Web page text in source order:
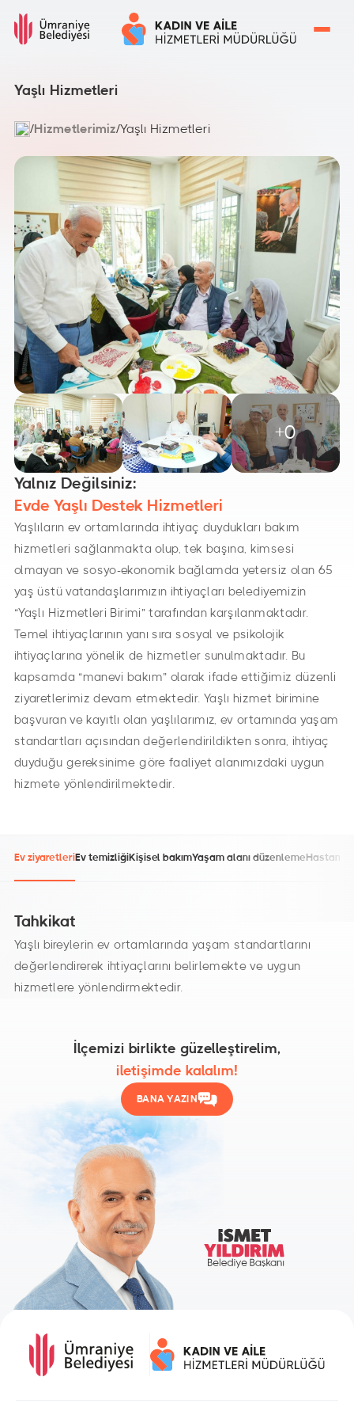
Yaşlı Hizmetleri
/Hizmetlerimiz/Yaşlı Hizmetleri
+0
Yalnız Değilsiniz:
Evde Yaşlı Destek Hizmetleri
Yaşlıların ev ortamlarında ihtiyaç duydukları bakım
hizmetleri sağlanmakta olup, tek başına, kimsesi
olmayan ve sosyo-ekonomik bağlamda yetersiz olan 65
yaş üstü vatandaşlarımızın ihtiyaçları belediyemizin
“Yaşlı Hizmetleri Birimi” tarafından karşılanmaktadır.
Temel ihtiyaçlarının yanı sıra sosyal ve psikolojik
ihtiyaçlarına yönelik de hizmetler sunulmaktadır. Bu
kapsamda “manevi bakım” olarak ifade ettiğimiz düzenli
ziyaretlerimiz devam etmektedir. Yaşlı hizmet birimine
başvuran ve kayıtlı olan yaşlılarımız, ev ortamında yaşam
standartları açısından değerlendirildikten sonra, ihtiyaç
duyduğu gereksinime göre faaliyet alanımızdaki uygun
hizmete yönlendirilmektedir.
Ev ziyaretleriEv temizliğiKişisel bakımYaşam alanı düzenleme Hastane
Tahkikat
Yaşlı bireylerin ev ortamlarında yaşam standartlarını
değerlendirerek ihtiyaçlarını belirlemekte ve uygun
hizmetlere yönlendirmektedir.
İlçemizi birlikte güzelleştirelim,
iletişimde kalalım!
BANA YAZIN